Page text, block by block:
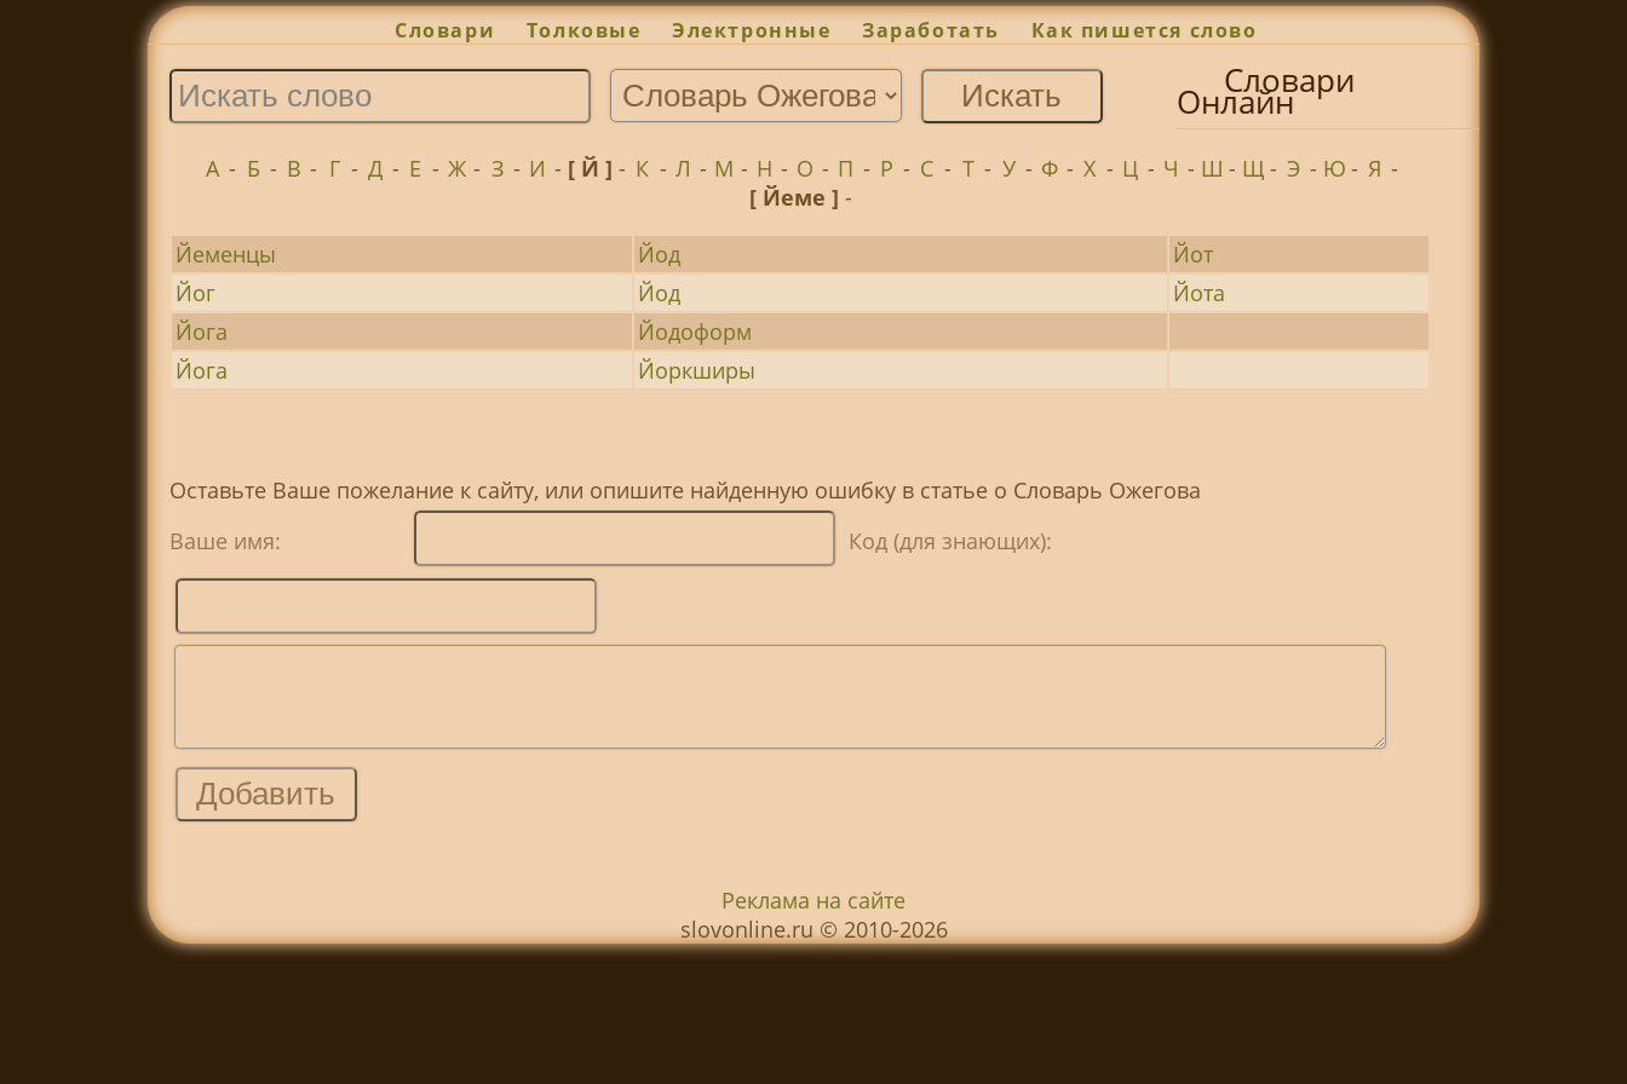
Словари Толковые Электронные Заработать Как пишется слово
Словари
Онлайн
А - Б - В - Г - Д - Е - Ж - З - И - [ Й ]- К - Л - М - Н - О - П - Р - С - Т - У - Ф - Х - Ц - Ч - Ш - Щ- Э - Ю- Я -
[ Йеме ] -
Йеменцы
Йод
Йот
Йог
Йод
Йота
Йога
Йодоформ
Йога
Йоркширы
Оставьте Ваше пожелание к сайту, или опишите найденную ошибку в статье о Словарь Ожегова
Ваше имя:
Код (для знающих):
Реклама на сайте
slovonline.ru © 2010-2026